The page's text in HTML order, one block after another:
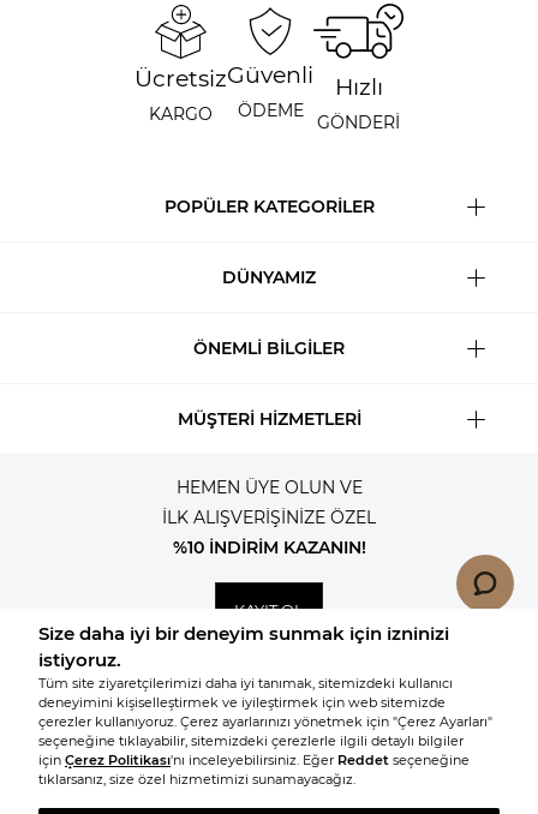
Ücretsiz
KARGO
Güvenli
ÖDEME
Hızlı
GÖNDERİ
POPÜLER KATEGORİLER
DÜNYAMIZ
ÖNEMLİ BİLGİLER
MÜŞTERİ HİZMETLERİ
HEMEN ÜYE OLUN VE
İLK ALIŞVERİŞİNİZE ÖZEL
%10 İNDİRİM KAZANIN!
KAYIT OL